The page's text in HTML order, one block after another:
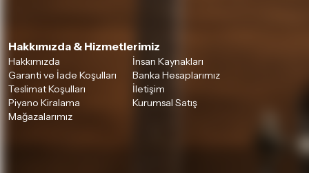
Hakkımızda & Hizmetlerimiz
Hakkımızda
İnsan Kaynakları
Garanti ve İade Koşulları
Banka Hesaplarımız
Teslimat Koşulları
İletişim
Piyano Kiralama
Kurumsal Satış
Mağazalarımız